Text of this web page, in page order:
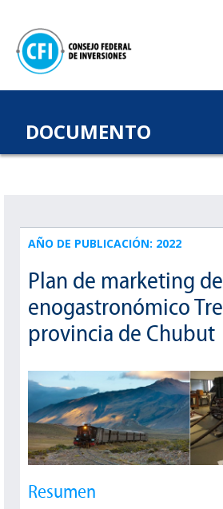
DOCUMENTO
AÑO DE PUBLICACIÓN: 2022
Plan de marketing
enogastronómico
provincia de Chubut
Resumen